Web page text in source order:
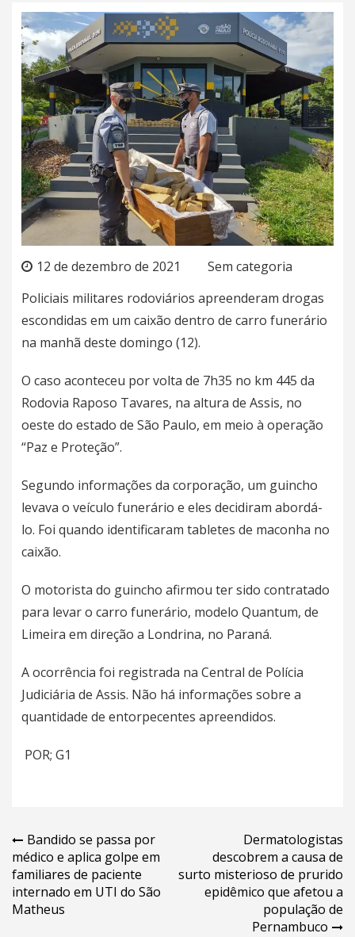
12 de dezembro de 2021
Sem categoria
Policiais militares rodoviários apreenderam drogas
escondidas em um caixão dentro de carro funerário
na manhã deste domingo (12).
O caso aconteceu por volta de 7h35 no km 445 da
Rodovia Raposo Tavares, na altura de Assis, no
oeste do estado de São Paulo, em meio à operação
“Paz e Proteção”.
Segundo informações da corporação, um guincho
levava o veículo funerário e eles decidiram abordá-
lo. Foi quando identificaram tabletes de maconha no
caixão.
O motorista do guincho afirmou ter sido contratado
para levar o carro funerário, modelo Quantum, de
Limeira em direção a Londrina, no Paraná.
A ocorrência foi registrada na Central de Polícia
Judiciária de Assis. Não há informações sobre a
quantidade de entorpecentes apreendidos.
POR; G1
Navegação
de
Post
Bandido se passa por
médico e aplica golpe em
familiares de paciente
internado em UTI do São
Matheus
Dermatologistas
descobrem a causa de
surto misterioso de prurido
epidêmico que afetou a
população de
Pernambuco